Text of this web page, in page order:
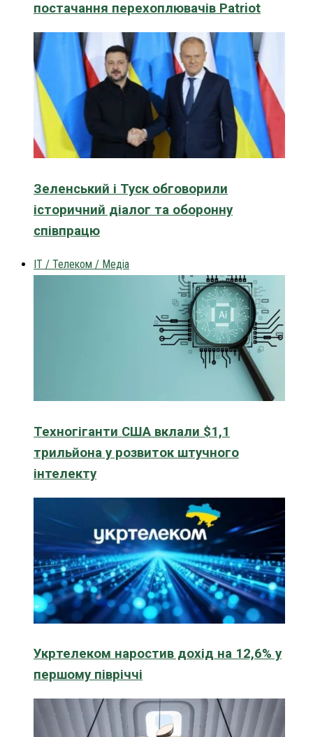
постачання перехоплювачів Patriot
Зеленський і Туск обговорили
історичний діалог та оборонну
співпрацю
IT / Телеком / Медіа
Техногіганти США вклали $1,1
трильйона у розвиток штучного
інтелекту
Укртелеком наростив дохід на 12,6% у
першому півріччі